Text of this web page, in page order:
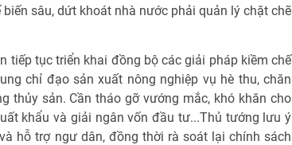
sâu, dứt khoát nhà nước phải quản lý chặt chẽ
tiếp tục triển khai đồng bộ các giải pháp kiềm chế
chỉ đạo sản xuất nông nghiệp vụ hè thu, chăn
thủy sản. Cần tháo gỡ vướng mắc, khó khăn cho
khẩu và giải ngân vốn đầu tư...Thủ tướng lưu ý
hỗ trợ ngư dân, đồng thời rà soát lại chính sách